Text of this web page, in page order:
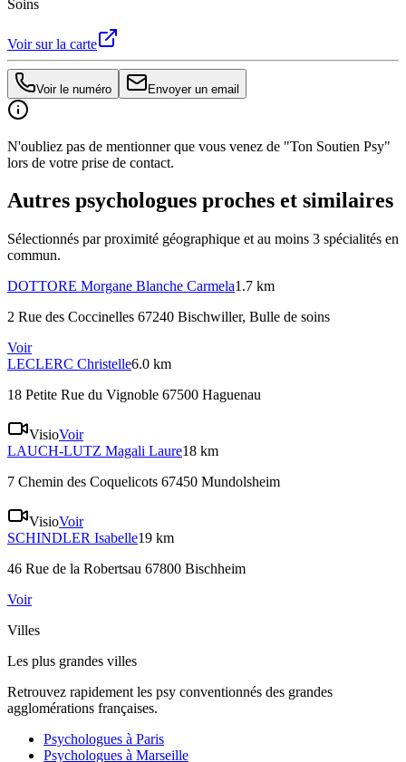
Soins
Voir sur la carte
Voir le numéro Envoyer un email
N'oubliez pas de mentionner que vous venez de "Ton Soutien Psy"
lors de votre prise de contact.
Autres psychologues proches et similaires
Sélectionnés par proximité géographique et au moins 3 spécialités en
commun.
DOTTORE Morgane Blanche Carmela1.7 km
2 Rue des Coccinelles 67240 Bischwiller, Bulle de soins
Voir
LECLERC Christelle6.0 km
18 Petite Rue du Vignoble 67500 Haguenau
VisioVoir
LAUCH-LUTZ Magali Laure18 km
7 Chemin des Coquelicots 67450 Mundolsheim
VisioVoir
SCHINDLER Isabelle19 km
46 Rue de la Robertsau 67800 Bischheim
Voir
Villes
Les plus grandes villes
Retrouvez rapidement les psy conventionnés des grandes
agglomérations françaises.
Psychologues à Paris
Psychologues à Marseille